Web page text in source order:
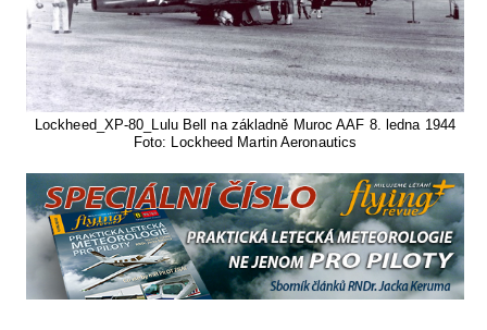
Lockheed_XP-80_Lulu Bell na základně Muroc AAF 8. ledna 1944
Foto: Lockheed Martin Aeronautics